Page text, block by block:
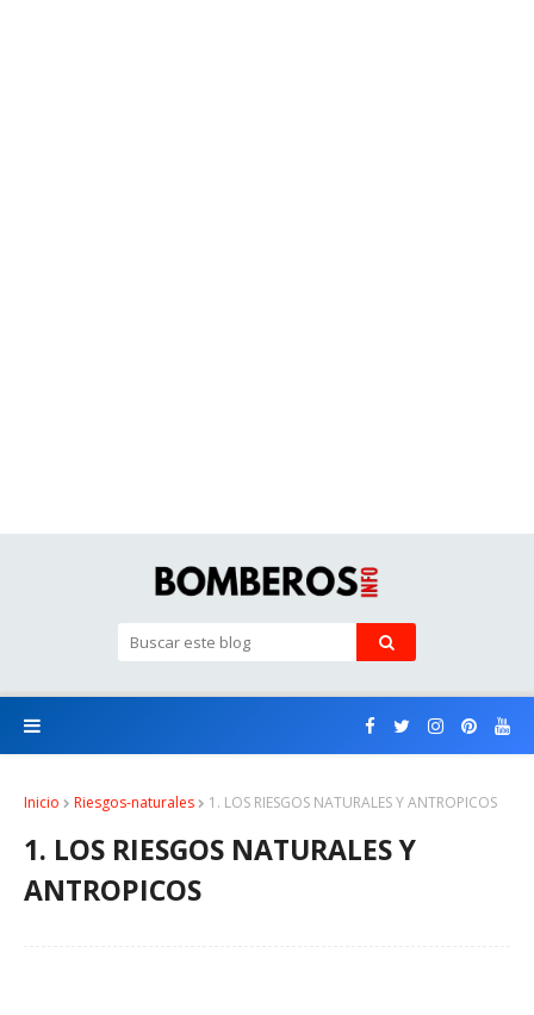
Inicio Riesgos-naturales 1. LOS RIESGOS NATURALES Y ANTROPICOS
1. LOS RIESGOS NATURALES Y
ANTROPICOS